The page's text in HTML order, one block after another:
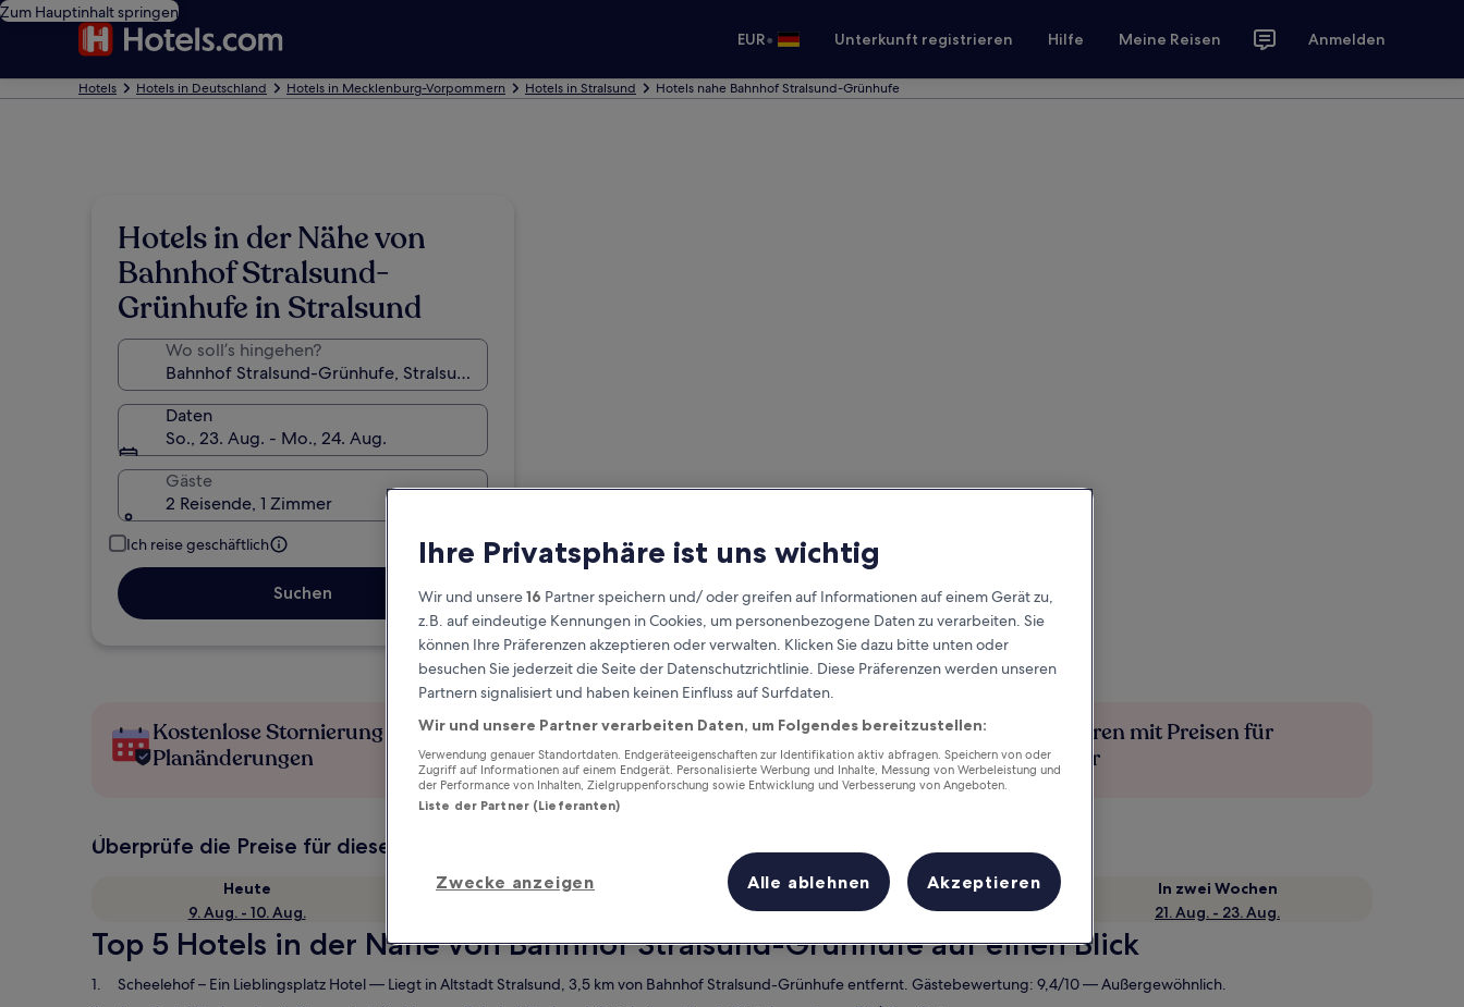
Zum Hauptinhalt springen
EUR• Unterkunft registrieren Hilfe Meine Reisen Anmelden
Hotels Hotels in Deutschland Hotels in Mecklenburg-Vorpommern Hotels in Stralsund Hotels nahe Bahnhof Stralsund-Grünhufe
Hotels in der Nähe von
Bahnhof Stralsund-
Grünhufe in Stralsund
Wo soll’s hingehen?
Daten
So., 23. Aug. - Mo., 24. Aug.
Gäste
2 Reisende, 1 Zimmer
Ich reise geschäftlich
Suchen
Kostenlose Stornierung bei
Planänderungen
Verdiene Prämien für jede
wahrgenommene Übernachtung
Mehr sparen mit Preisen für
Mitglieder
Überprüfe die Preise für diese Daten
Heute
9. Aug. - 10. Aug.
Morgen
Nächstes Wochenende
14. Aug. - 16. Aug.
In zwei Wochen
21. Aug. - 23. Aug.
Top 5 Hotels in der Nähe von Bahnhof Stralsund-Grünhufe auf einen Blick
Scheelehof – Ein Lieblingsplatz Hotel— Liegt in Altstadt Stralsund, 3,5 km von Bahnhof Stralsund-Grünhufe entfernt. Gästebewertung: 9,4/10 — Außergewöhnlich.
Ihre Privatsphäre ist uns wichtig
Wir und unsere16 Partner speichern und/ oder greifen auf Informationen auf einem Gerät zu,
z.B. auf eindeutige Kennungen in Cookies, um personenbezogene Daten zu verarbeiten. Sie
können Ihre Präferenzen akzeptieren oder verwalten. Klicken Sie dazu bitte unten oder
besuchen Sie jederzeit die Seite der Datenschutzrichtlinie. Diese Präferenzen werden unseren
Partnern signalisiert und haben keinen Einfluss auf Surfdaten.
Wir und unsere Partner verarbeiten Daten, um Folgendes bereitzustellen:
Verwendung genauer Standortdaten. Endgeräteeigenschaften zur Identifikation aktiv abfragen. Speichern von oder
Zugriff auf Informationen auf einem Endgerät. Personalisierte Werbung und Inhalte, Messung von Werbeleistung und
der Performance von Inhalten, Zielgruppenforschung sowie Entwicklung und Verbesserung von Angeboten.
Liste der Partner (Lieferanten)
Zwecke anzeigen Alle ablehnen Akzeptieren